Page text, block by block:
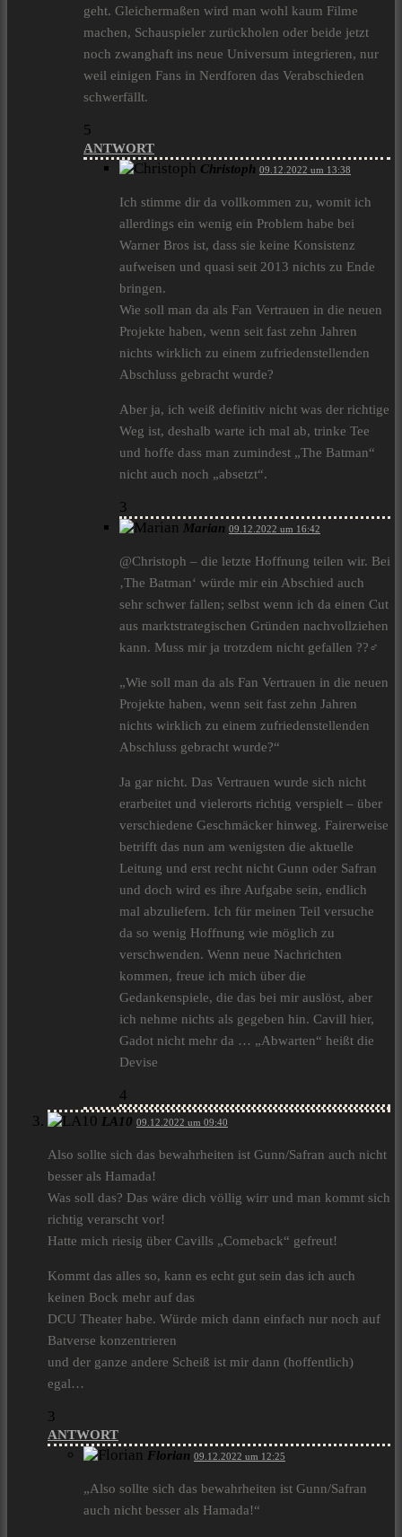
geht. Gleichermaßen wird man wohl kaum Filme
machen, Schauspieler zurückholen oder beide jetzt
noch zwanghaft ins neue Universum integrieren, nur
weil einigen Fans in Nerdforen das Verabschieden
schwerfällt.
5
ANTWORT
Christoph 09.12.2022 um 13:38
Ich stimme dir da vollkommen zu, womit ich
allerdings ein wenig ein Problem habe bei
Warner Bros ist, dass sie keine Konsistenz
aufweisen und quasi seit 2013 nichts zu Ende
bringen.
Wie soll man da als Fan Vertrauen in die neuen
Projekte haben, wenn seit fast zehn Jahren
nichts wirklich zu einem zufriedenstellenden
Abschluss gebracht wurde?
Aber ja, ich weiß definitiv nicht was der richtige
Weg ist, deshalb warte ich mal ab, trinke Tee
und hoffe dass man zumindest „The Batman“
nicht auch noch „absetzt“.
3
Marian 09.12.2022 um 16:42
@Christoph – die letzte Hoffnung teilen wir. Bei
‚The Batman‘ würde mir ein Abschied auch
sehr schwer fallen; selbst wenn ich da einen Cut
aus marktstrategischen Gründen nachvollziehen
kann. Muss mir ja trotzdem nicht gefallen ??‍♂️
„Wie soll man da als Fan Vertrauen in die neuen
Projekte haben, wenn seit fast zehn Jahren
nichts wirklich zu einem zufriedenstellenden
Abschluss gebracht wurde?“
Ja gar nicht. Das Vertrauen wurde sich nicht
erarbeitet und vielerorts richtig verspielt – über
verschiedene Geschmäcker hinweg. Fairerweise
betrifft das nun am wenigsten die aktuelle
Leitung und erst recht nicht Gunn oder Safran
und doch wird es ihre Aufgabe sein, endlich
mal abzuliefern. Ich für meinen Teil versuche
da so wenig Hoffnung wie möglich zu
verschwenden. Wenn neue Nachrichten
kommen, freue ich mich über die
Gedankenspiele, die das bei mir auslöst, aber
ich nehme nichts als gegeben hin. Cavill hier,
Gadot nicht mehr da … „Abwarten“ heißt die
Devise
4
LA10 09.12.2022 um 09:40
Also sollte sich das bewahrheiten ist Gunn/Safran auch nicht
besser als Hamada!
Was soll das? Das wäre dich völlig wirr und man kommt sich
richtig verarscht vor!
Hatte mich riesig über Cavills „Comeback“ gefreut!
Kommt das alles so, kann es echt gut sein das ich auch
keinen Bock mehr auf das
DCU Theater habe. Würde mich dann einfach nur noch auf
Batverse konzentrieren
und der ganze andere Scheiß ist mir dann (hoffentlich)
egal…
3
ANTWORT
Florian 09.12.2022 um 12:25
„Also sollte sich das bewahrheiten ist Gunn/Safran
auch nicht besser als Hamada!“